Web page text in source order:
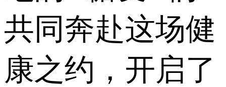
共同奔赴这场健
康之约，开启了